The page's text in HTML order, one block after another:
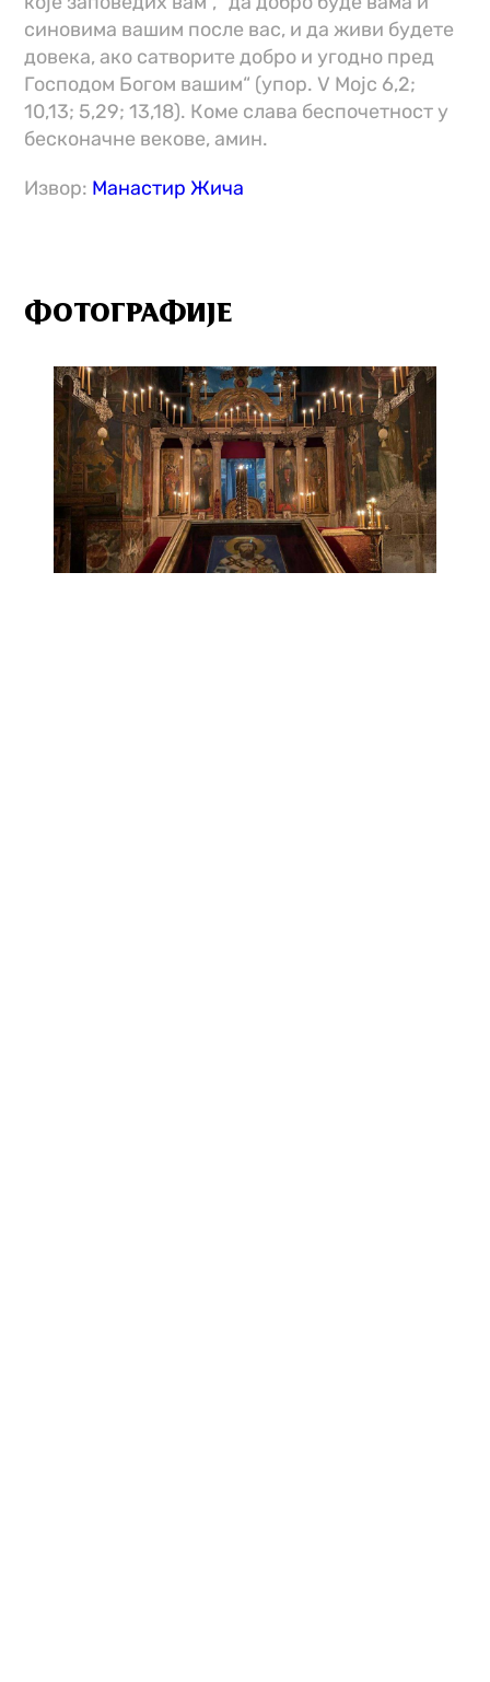
синовима вашим после вас, и да живи будете
довека, ако сатворите добро и угодно пред
Господом Богом вашим“ (упор. V Мојс 6,2;
10,13; 5,29; 13,18). Коме слава беспочетност у
бесконачне векове, амин.
Извор: Манастир Жича
ФОТОГРАФИЈЕ